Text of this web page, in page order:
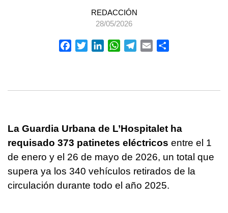
REDACCIÓN
28/05/2026
FacebookTwitterLinkedInWhatsApp
Telegram
Email
La Guardia Urbana de L’Hospitalet ha
requisado 373 patinetes eléctricos entre el 1
de enero y el 26 de mayo de 2026, un total que
supera ya los 340 vehículos retirados de la
circulación durante todo el año 2025.